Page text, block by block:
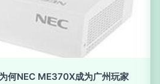
何NEC ME370X成为广州玩家